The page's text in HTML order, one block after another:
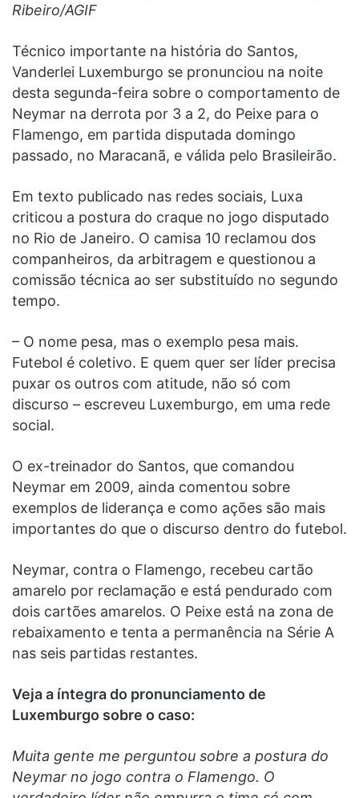
Ribeiro/AGIF
Técnico importante na história do Santos,
Vanderlei Luxemburgo se pronunciou na noite
desta segunda-feira sobre o comportamento de
Neymar na derrota por 3 a 2, do Peixe para o
Flamengo, em partida disputada domingo
passado, no Maracanã, e válida pelo Brasileirão.
Em texto publicado nas redes sociais, Luxa
criticou a postura do craque no jogo disputado
no Rio de Janeiro. O camisa 10 reclamou dos
companheiros, da arbitragem e questionou a
comissão técnica ao ser substituído no segundo
tempo.
– O nome pesa, mas o exemplo pesa mais.
Futebol é coletivo. E quem quer ser líder precisa
puxar os outros com atitude, não só com
discurso – escreveu Luxemburgo, em uma rede
social.
O ex-treinador do Santos, que comandou
Neymar em 2009, ainda comentou sobre
exemplos de liderança e como ações são mais
importantes do que o discurso dentro do futebol.
Neymar, contra o Flamengo, recebeu cartão
amarelo por reclamação e está pendurado com
dois cartões amarelos. O Peixe está na zona de
rebaixamento e tenta a permanência na Série A
nas seis partidas restantes.
Veja a íntegra do pronunciamento de
Luxemburgo sobre o caso:
Muita gente me perguntou sobre a postura do
Neymar no jogo contra o Flamengo. O